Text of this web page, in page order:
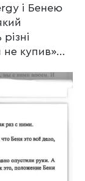
і Бенею
не купив»…